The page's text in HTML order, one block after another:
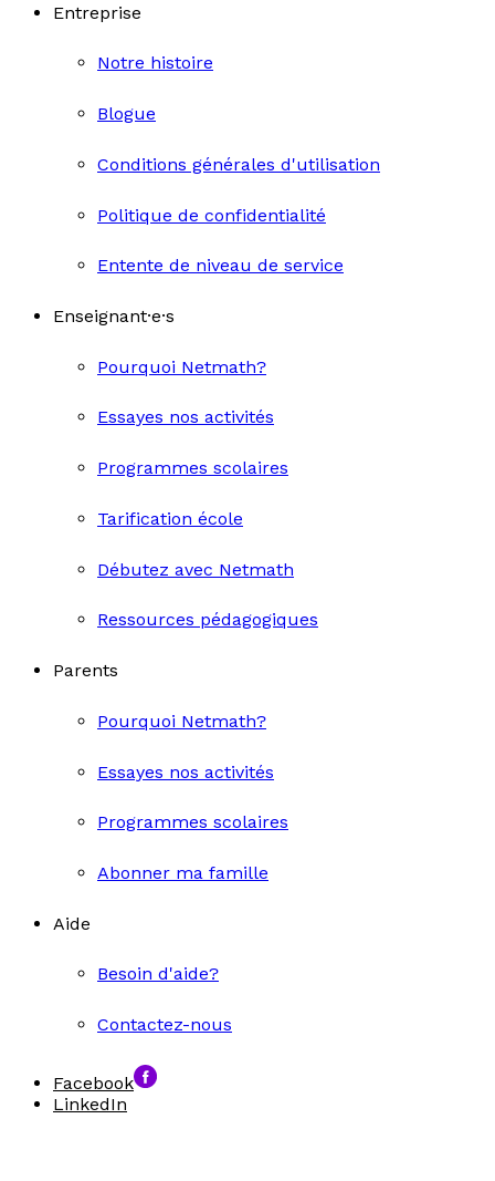
Entreprise
Notre histoire
Blogue
Conditions générales d'utilisation
Politique de confidentialité
Entente de niveau de service
Enseignant·e·s
Pourquoi Netmath?
Essayes nos activités
Programmes scolaires
Tarification école
Débutez avec Netmath
Ressources pédagogiques
Parents
Pourquoi Netmath?
Essayes nos activités
Programmes scolaires
Abonner ma famille
Aide
Besoin d'aide?
Contactez-nous
Facebook
LinkedIn